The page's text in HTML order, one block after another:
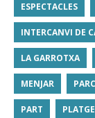
ESPECTACLES
INTERCANVI DE
LA GARROTXA
MENJAR
PART